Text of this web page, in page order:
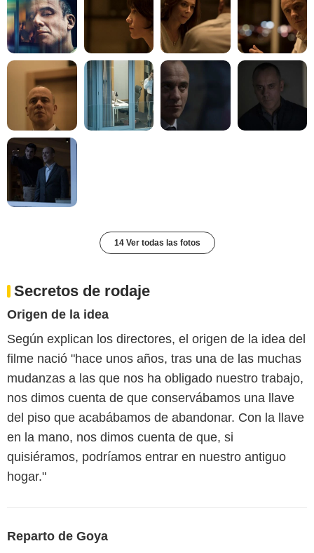
14 Ver todas las fotos
Secretos de rodaje
Origen de la idea
Según explican los directores, el origen de la idea del
filme nació "hace unos años, tras una de las muchas
mudanzas a las que nos ha obligado nuestro trabajo,
nos dimos cuenta de que conservábamos una llave
del piso que acabábamos de abandonar. Con la llave
en la mano, nos dimos cuenta de que, si
quisiéramos, podríamos entrar en nuestro antiguo
hogar."
Reparto de Goya